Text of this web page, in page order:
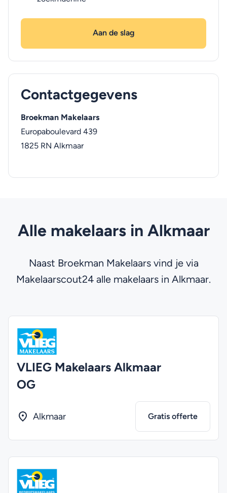
Aan de slag
Contactgegevens
Broekman Makelaars
Europaboulevard 439
1825 RN Alkmaar
Alle makelaars in Alkmaar
Naast Broekman Makelaars vind je via
Makelaarscout24 alle makelaars in Alkmaar.
VLIEG Makelaars Alkmaar
OG
Alkmaar Gratis offerte